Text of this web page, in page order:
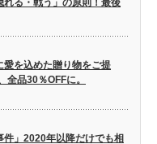
愛を込めた贈り物をご提
全品30％OFFに。
件」2020年以降だけでも相